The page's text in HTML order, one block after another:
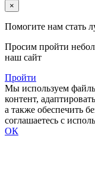
×
Помогите нам стать
Просим пройти
наш сайт
Пройти
Мы используем
контент,
а также обеспечить
соглашаетесь с
ОК